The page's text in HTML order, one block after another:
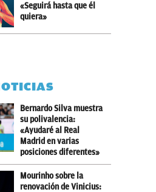
«Seguirá hasta que él
quiera»
Bernardo Silva muestra
su polivalencia:
«Ayudaré al Real
Madrid en varias
posiciones diferentes»
Mourinho sobre la
renovación de Vinicius: